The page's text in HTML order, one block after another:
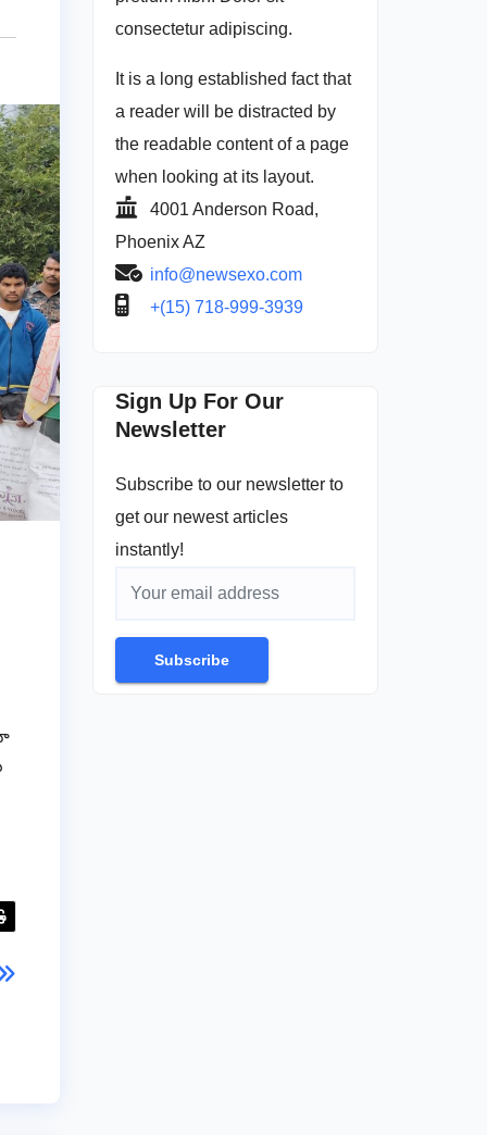
consectetur adipiscing.
It is a long established fact that
a reader will be distracted by
the readable content of a page
when looking at its layout.
4001 Anderson Road,
Phoenix AZ
info@newsexo.com
+(15) 718-999-3939
Sign Up For Our
Newsletter
Subscribe to our newsletter to
get our newest articles
instantly!
Subscribe